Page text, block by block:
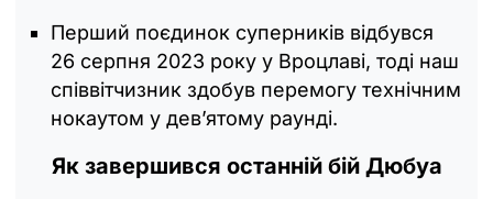
Перший поєдинок суперників відбувся
26 серпня 2023 року у Вроцлаві, тоді наш
співвітчизник здобув перемогу технічним
нокаутом у дев’ятому раунді.
Як завершився останній бій Дюбуа